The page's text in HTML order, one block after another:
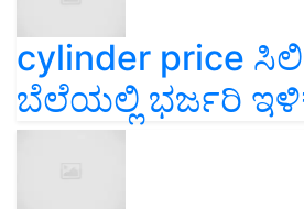
cylinder price
ಬೆಲೆಯಲ್ಲಿ ಭರ್ಜರಿ